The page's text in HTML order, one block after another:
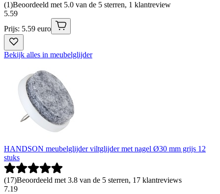
(1)Beoordeeld met 5.0 van de 5 sterren, 1 klantreview
5.59
Prijs: 5.59 euro
Bekijk alles in meubelglijder
HANDSON meubelglijder viltglijder met nagel Ø30 mm grijs 12
stuks
(17)Beoordeeld met 3.8 van de 5 sterren, 17 klantreviews
7.19